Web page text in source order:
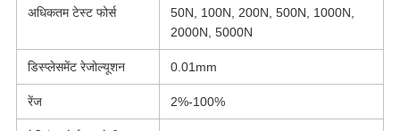
अधिकतम टेस्ट फोर्स
50N, 100N, 200N, 500N, 1000N,
2000N, 5000N
डिस्प्लेसमेंट रेजोल्यूशन 0.01mm
रेंज 2%-100%